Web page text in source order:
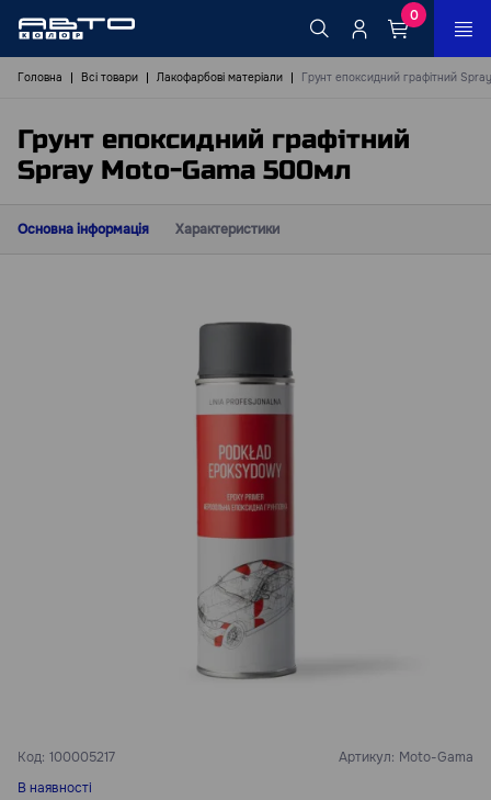
0
Головна Всі товари Лакофарбові матеріали Грунт епоксидний графітний
Грунт епоксидний графітний
Spray Moto-Gama 500мл
Основна інформація Характеристики
Код: 100005217 Артикул: Moto-Gama
В наявності